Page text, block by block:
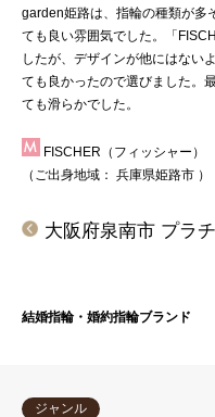
garden姫路は、指輪の種類が多
ても良い雰囲気でした。
「
したが、デザインが他にはない
ても良かったので選びました。
ても滑らかでした。
FISCHER（フィッシャー）
（ご出身地域： 兵庫県姫路市 ）
結婚指輪・婚約指輪ブランド
ジャンル